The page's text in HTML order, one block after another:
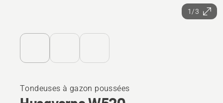
1/3
Tondeuses à gazon poussées